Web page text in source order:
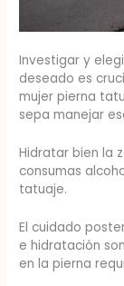
Investigar y
deseado es
mujer pierna
sepa manejar
Hidratar bien la
consumas
tatuaje.
El cuidado
e hidratación
en la pierna